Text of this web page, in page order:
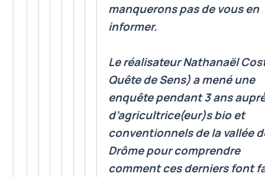
manquerons pas de vous en
informer.
Le réalisateur Nathanaël
Quête de Sens) a mené une
enquête pendant 3 ans
d’agricultrice(eur)s bio et
conventionnels de la vallée
Drôme pour comprendre
comment ces derniers font